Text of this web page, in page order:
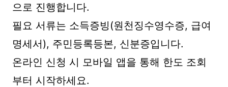
으로 진행합니다.
필요 서류는 소득증빙(원천징수영수증, 급여
명세서), 주민등록등본, 신분증입니다.
온라인 신청 시 모바일 앱을 통해 한도 조회
부터 시작하세요.